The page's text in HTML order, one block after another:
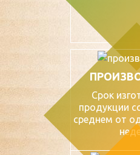
Срок
продукции
среднем от